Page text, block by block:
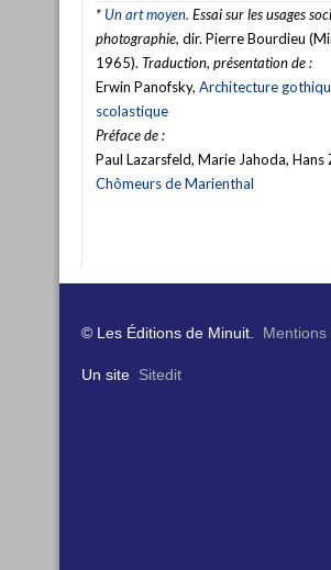
* Un art moyen. Essai sur les usages
photographie, dir. Pierre Bourdieu
1965). Traduction, présentation de :
Erwin Panofsky, Architecture
scolastique
Préface de :
Paul Lazarsfeld, Marie Jahoda, Hans
Chômeurs de Marienthal
© Les Éditions de Minuit. Mentions
Un site Sitedit